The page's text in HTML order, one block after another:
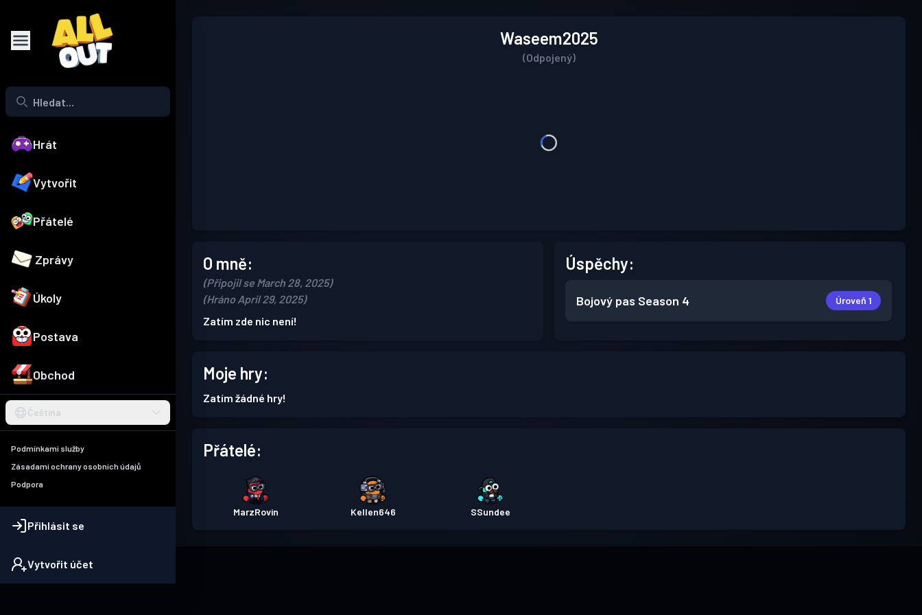
Hrát
Vytvořit
Přátelé
Zprávy
Úkoly
Postava
Obchod
Čeština
Podmínkami služby
Zásadami ochrany osobních údajů
Podpora
Přihlásit se
Vytvořit účet
Waseem2025
(Odpojený)
O mně:
(Připojil se March 28, 2025)
(Hráno April 29, 2025)
Zatím zde nic není!
Úspěchy:
Bojový pas Season 4 Úroveň 1
Moje hry:
Zatím žádné hry!
Přátelé:
MarzRovin Kellen646 SSundee